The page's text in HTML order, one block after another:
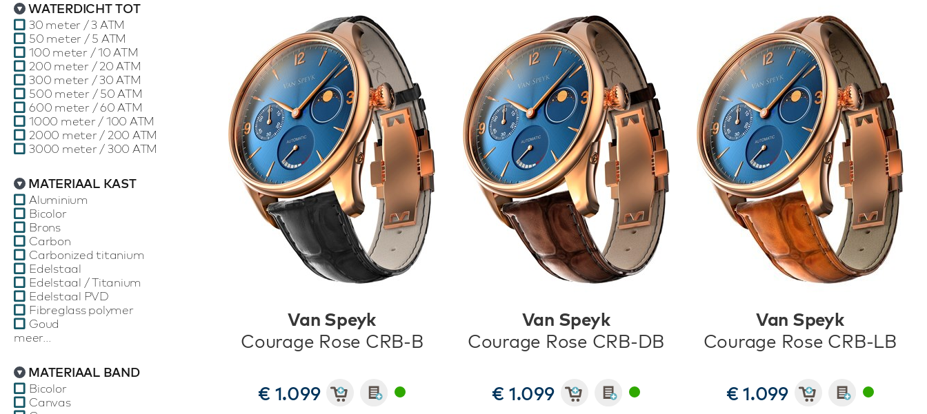
WATERDICHT TOT
30 meter / 3 ATM
50 meter / 5 ATM
100 meter / 10 ATM
200 meter / 20 ATM
300 meter / 30 ATM
500 meter / 50 ATM
600 meter / 60 ATM
1000 meter / 100 ATM
2000 meter / 200 ATM
3000 meter / 300 ATM
MATERIAAL KAST
Aluminium
Bicolor
Brons
Carbon
Carbonized titanium
Edelstaal
Edelstaal / Titanium
Edelstaal PVD
Fibreglass polymer
Goud
meer...
MATERIAAL BAND
Bicolor
Canvas
Van Speyk
Courage Rose CRB-B
€ 1.099
Van Speyk
Courage Rose CRB-DB
€ 1.099
Van Speyk
Courage Rose CRB-LB
€ 1.099